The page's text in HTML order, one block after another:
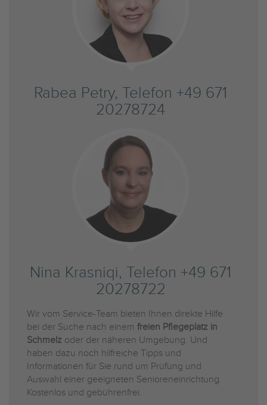
Rabea Petry, Telefon +49 671
20278724
Nina Krasniqi, Telefon +49 671
20278722
Wir vom Service-Team bieten Ihnen direkte Hilfe
bei der Suche nach einem freien Pflegeplatz in
Schmelz oder der näheren Umgebung. Und
haben dazu noch hilfreiche Tipps und
Informationen für Sie rund um Prüfung und
Auswahl einer geeigneten Senioreneinrichtung.
Kostenlos und gebührenfrei.